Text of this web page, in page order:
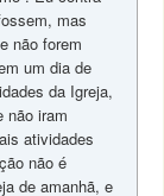
mas
não forem
um dia de
da Igreja,
não iram
atividades
não é
de amanhã, e